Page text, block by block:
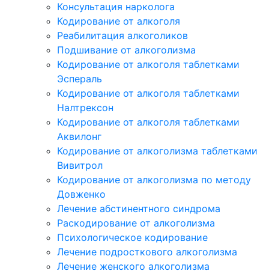
Консультация нарколога
Кодирование от алкоголя
Реабилитация алкоголиков
Подшивание от алкоголизма
Кодирование от алкоголя таблетками
Эспераль
Кодирование от алкоголя таблетками
Налтрексон
Кодирование от алкоголя таблетками
Аквилонг
Кодирование от алкоголизма таблетками
Вивитрол
Кодирование от алкоголизма по методу
Довженко
Лечение абстинентного синдрома
Раскодирование от алкоголизма
Психологическое кодирование
Лечение подросткового алкоголизма
Лечение женского алкоголизма